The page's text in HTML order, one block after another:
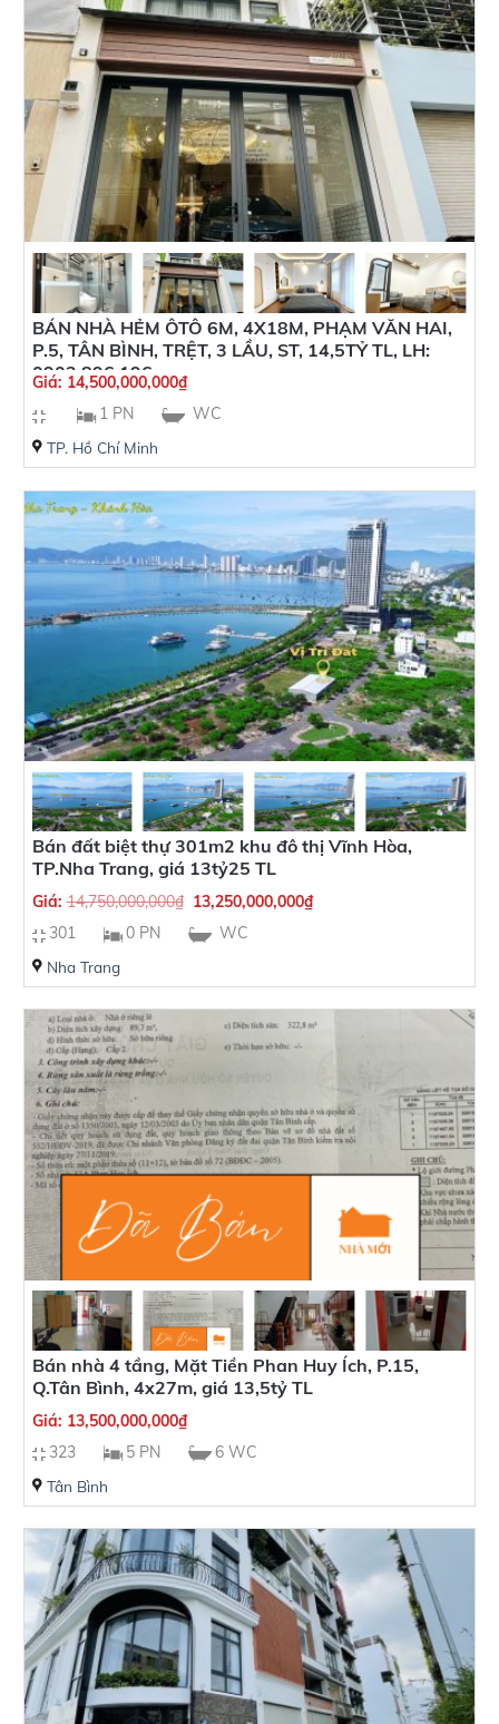
BÁN NHÀ HẺM ÔTÔ 6M, 4X18M, PHẠM VĂN HAI,
P.5, TÂN BÌNH, TRỆT, 3 LẦU, ST, 14,5TỶ TL, LH:
0902 896 196
Giá: 14,500,000,000₫
1 PN
WC
TP. Hồ Chí Minh
Bán đất biệt thự 301m2 khu đô thị Vĩnh Hòa,
TP.Nha Trang, giá 13tỷ25 TL
Giá:14,750,000,000₫ 13,250,000,000₫
301
0 PN WC
Nha Trang
Bán nhà 4 tầng, Mặt Tiền Phan Huy Ích, P.15,
Q.Tân Bình, 4x27m, giá 13,5tỷ TL
Giá: 13,500,000,000₫
323
5 PN 6 WC
Tân Bình